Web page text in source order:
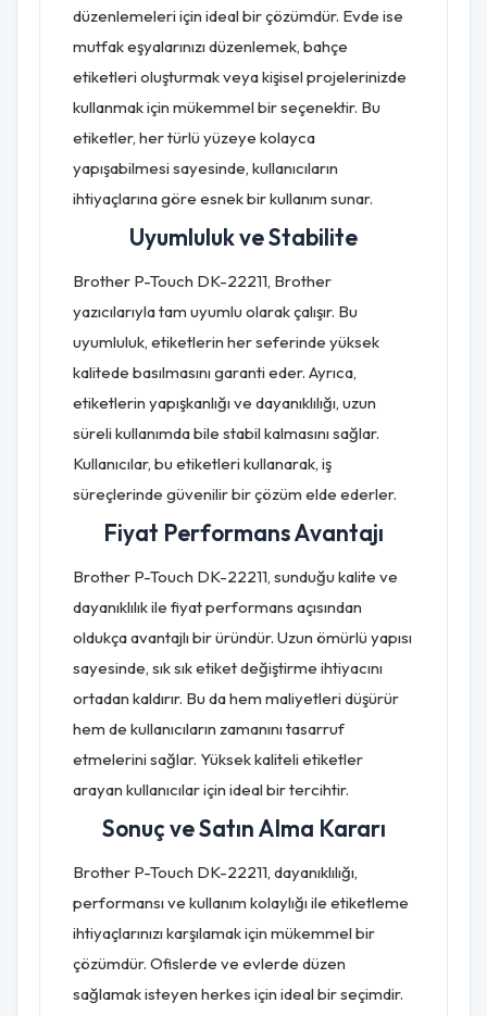
düzenlemeleri için ideal bir çözümdür. Evde ise
mutfak eşyalarınızı düzenlemek, bahçe
etiketleri oluşturmak veya kişisel projelerinizde
kullanmak için mükemmel bir seçenektir. Bu
etiketler, her türlü yüzeye kolayca
yapışabilmesi sayesinde, kullanıcıların
ihtiyaçlarına göre esnek bir kullanım sunar.
Uyumluluk ve Stabilite
Brother P-Touch DK-22211, Brother
yazıcılarıyla tam uyumlu olarak çalışır. Bu
uyumluluk, etiketlerin her seferinde yüksek
kalitede basılmasını garanti eder. Ayrıca,
etiketlerin yapışkanlığı ve dayanıklılığı, uzun
süreli kullanımda bile stabil kalmasını sağlar.
Kullanıcılar, bu etiketleri kullanarak, iş
süreçlerinde güvenilir bir çözüm elde ederler.
Fiyat Performans Avantajı
Brother P-Touch DK-22211, sunduğu kalite ve
dayanıklılık ile fiyat performans açısından
oldukça avantajlı bir üründür. Uzun ömürlü yapısı
sayesinde, sık sık etiket değiştirme ihtiyacını
ortadan kaldırır. Bu da hem maliyetleri düşürür
hem de kullanıcıların zamanını tasarruf
etmelerini sağlar. Yüksek kaliteli etiketler
arayan kullanıcılar için ideal bir tercihtir.
Sonuç ve Satın Alma Kararı
Brother P-Touch DK-22211, dayanıklılığı,
performansı ve kullanım kolaylığı ile etiketleme
ihtiyaçlarınızı karşılamak için mükemmel bir
çözümdür. Ofislerde ve evlerde düzen
sağlamak isteyen herkes için ideal bir seçimdir.